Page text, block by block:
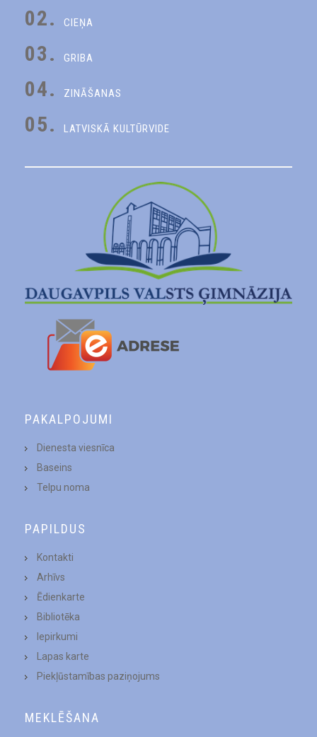
02. CIEŅA
03. GRIBA
04. ZINĀŠANAS
05. LATVISKĀ KULTŪRVIDE
PAKALPOJUMI
Dienesta viesnīca
Baseins
Telpu noma
PAPILDUS
Kontakti
Arhīvs
Ēdienkarte
Bibliotēka
Iepirkumi
Lapas karte
Piekļūstamības paziņojums
MEKLĒŠANA